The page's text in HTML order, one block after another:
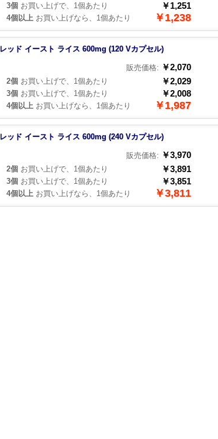
3個 お買い上げで、1個あたり ￥1,251
4個以上 お買い上げなら、1個あたり ￥1,238
レッド イースト ライス 600mg (120 Vカプセル)
販売価格: ￥2,070
2個 お買い上げで、1個あたり ￥2,029
3個 お買い上げで、1個あたり ￥2,008
4個以上 お買い上げなら、1個あたり ￥1,987
レッド イースト ライス 600mg (240 Vカプセル)
販売価格: ￥3,970
2個 お買い上げで、1個あたり ￥3,891
3個 お買い上げで、1個あたり ￥3,851
4個以上 お買い上げなら、1個あたり ￥3,811